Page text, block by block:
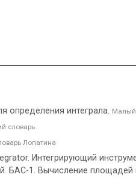
определения интеграла. Малый
словарь
Лопатина
Интегрирующий
БАС-1. Вычисление